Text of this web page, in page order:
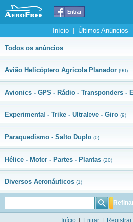
Início| Últimos Anúncios
Todos os anúncios
Avião Helicóptero Agricola Planador (90)
Avionics - GPS - Rádio - Transponders -
Experimental - Trike - Ultraleve - Giro (9)
Paraquedismo - Salto Duplo (0)
Hélice - Motor - Partes - Plantas (20)
Diversos Aeronáuticos (1)
Início Entrar Registrar